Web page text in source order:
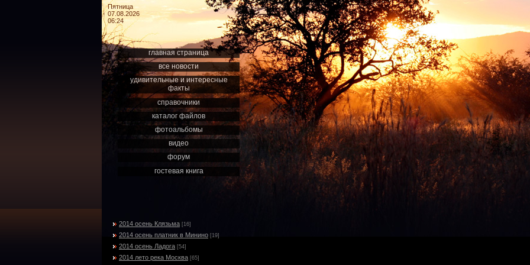
Пятница
07.08.2026
06:24
главная страница
все новости
удивительные и интересные
факты
справочники
каталог файлов
фотоальбомы
видео
форум
гостевая книга
2014 осень Клязьма [16]
2014 осень платник в Минино [19]
2014 осень Ладога [54]
2014 лето река Москва [65]